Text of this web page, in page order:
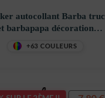
autocollant Barba truc
barbapapa décoration
– 2XMVZF
+63 COULEURS